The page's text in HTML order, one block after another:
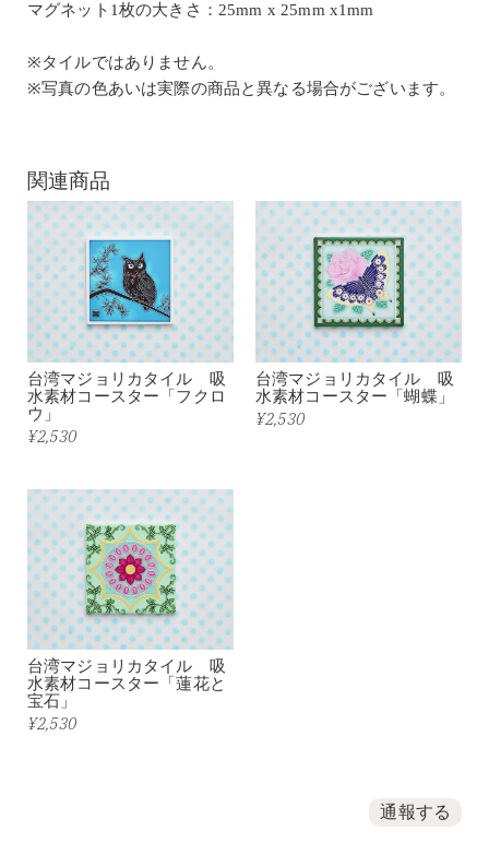
マグネット1枚の大きさ：25mm x 25mm x1mm
※タイルではありません。
※写真の色あいは実際の商品と異なる場合がございます。
関連商品
台湾マジョリカタイル 吸
水素材コースター「フクロ
ウ」
¥2,530
台湾マジョリカタイル 吸
水素材コースター「蝴蝶」
¥2,530
台湾マジョリカタイル 吸
水素材コースター「蓮花と
宝石」
¥2,530
通報する